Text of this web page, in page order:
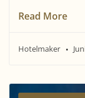
Read More
Hotelmaker